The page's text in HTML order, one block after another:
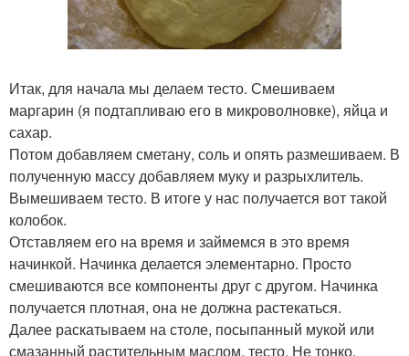
Итак, для начала мы делаем тесто. Смешиваем
маргарин (я подтапливаю его в микроволновке), яйца и
сахар.
Потом добавляем сметану, соль и опять размешиваем. В
полученную массу добавляем муку и разрыхлитель.
Вымешиваем тесто. В итоге у нас получается вот такой
колобок.
Отставляем его на время и займемся в это время
начинкой. Начинка делается элементарно. Просто
смешиваются все компоненты друг с другом. Начинка
получается плотная, она не должна растекаться.
Далее раскатываем на столе, посыпанный мукой или
смазанный растительным маслом, тесто. Не тонко,